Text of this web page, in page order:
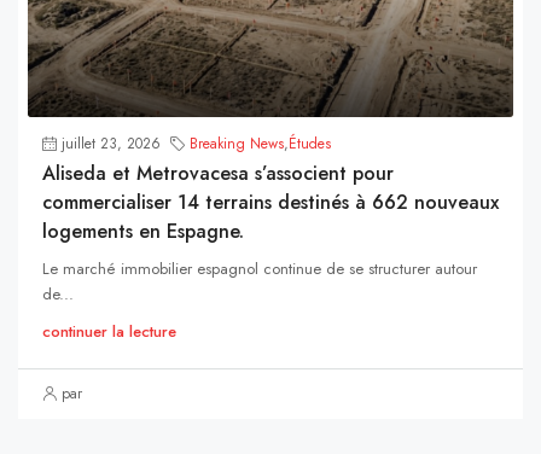
juillet 23, 2026 Breaking News,Études
Aliseda et Metrovacesa s’associent pour
commercialiser 14 terrains destinés à 662 nouveaux
logements en Espagne.
Le marché immobilier espagnol continue de se structurer autour
de...
continuer la lecture
par